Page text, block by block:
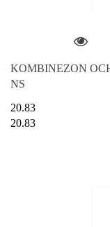
KOMBINEZON
NS
20.83
20.83